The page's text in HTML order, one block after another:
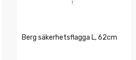
Berg säkerhetsflagga L, 62cm